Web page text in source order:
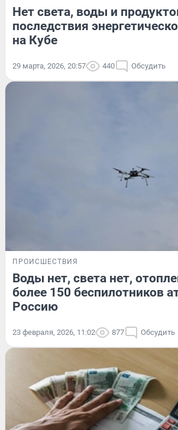
Нет света, воды и
последствия
на Кубе
29 марта, 2026, 20:57 440 Обсудить
ПРОИСШЕСТВИЯ
Воды нет, света нет,
более 150 беспилотников
Россию
23 февраля, 2026, 11:02 877 Обсудить